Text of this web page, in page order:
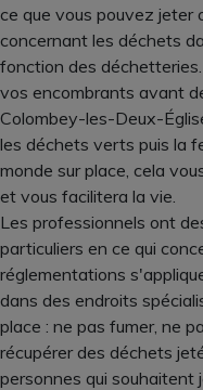
ce que vous pouvez jeter
concernant les déchets
fonction des
vos encombrants avant
Colombey-les-Deux-
les déchets verts puis la
monde sur place, cela
et vous facilitera la vie.
Les professionnels ont
particuliers en ce qui
réglementations
dans des endroits
place : ne pas fumer, ne
récupérer des déchets
personnes qui souhaitent